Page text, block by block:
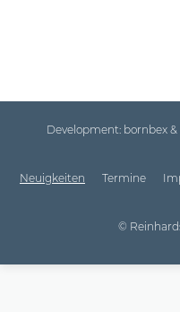
Development: bornbex
Neuigkeiten Termine
©